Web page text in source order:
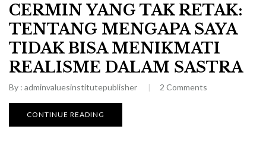
CERMIN YANG TAK RETAK:
TENTANG MENGAPA SAYA
TIDAK BISA MENIKMATI
REALISME DALAM SASTRA
By : adminvaluesinstitutepublisher 2 Comments
CONTINUE READING